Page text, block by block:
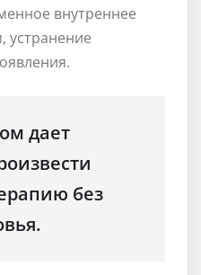
внутреннее
устранение
дает
без